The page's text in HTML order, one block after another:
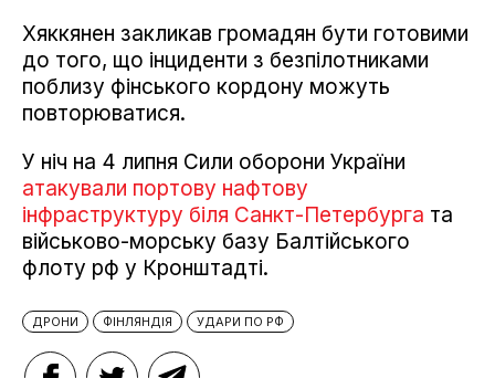
Хяккянен закликав громадян бути готовими
до того, що інциденти з безпілотниками
поблизу фінського кордону можуть
повторюватися.
У ніч на 4 липня Сили оборони України
атакували портову нафтову
інфраструктуру біля Санкт-Петербурга та
військово-морську базу Балтійського
флоту рф у Кронштадті.
ДРОНИ ФІНЛЯНДІЯ УДАРИ ПО РФ